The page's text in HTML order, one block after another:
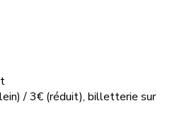
/ 3€ (réduit), billetterie sur